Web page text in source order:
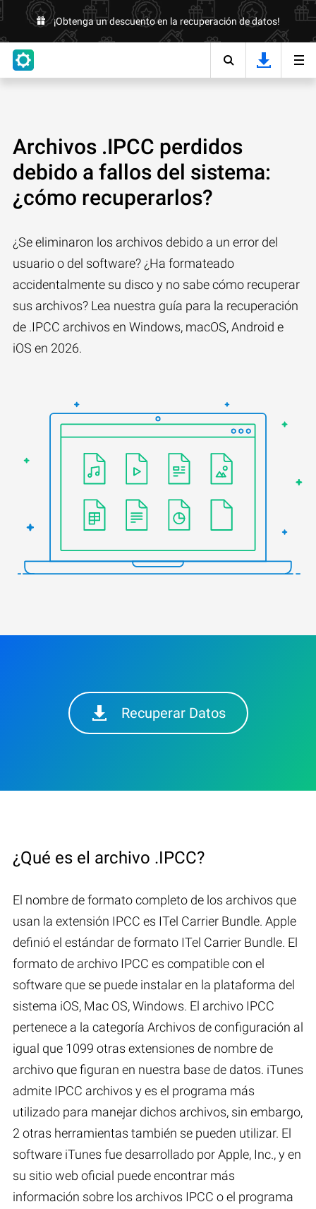
¡Obtenga un descuento en la recuperación de datos!
Archivos .IPCC perdidos
debido a fallos del sistema:
¿cómo recuperarlos?
¿Se eliminaron los archivos debido a un error del
usuario o del software? ¿Ha formateado
accidentalmente su disco y no sabe cómo recuperar
sus archivos? Lea nuestra guía para la recuperación
de .IPCC archivos en Windows, macOS, Android e
iOS en 2026.
Recuperar Datos
¿Qué es el archivo .IPCC?
El nombre de formato completo de los archivos que
usan la extensión IPCC es ITel Carrier Bundle. Apple
definió el estándar de formato ITel Carrier Bundle. El
formato de archivo IPCC es compatible con el
software que se puede instalar en la plataforma del
sistema iOS, Mac OS, Windows. El archivo IPCC
pertenece a la categoría Archivos de configuración al
igual que 1099 otras extensiones de nombre de
archivo que figuran en nuestra base de datos. iTunes
admite IPCC archivos y es el programa más
utilizado para manejar dichos archivos, sin embargo,
2 otras herramientas también se pueden utilizar. El
software iTunes fue desarrollado por Apple, Inc., y en
su sitio web oficial puede encontrar más
información sobre los archivos IPCC o el programa